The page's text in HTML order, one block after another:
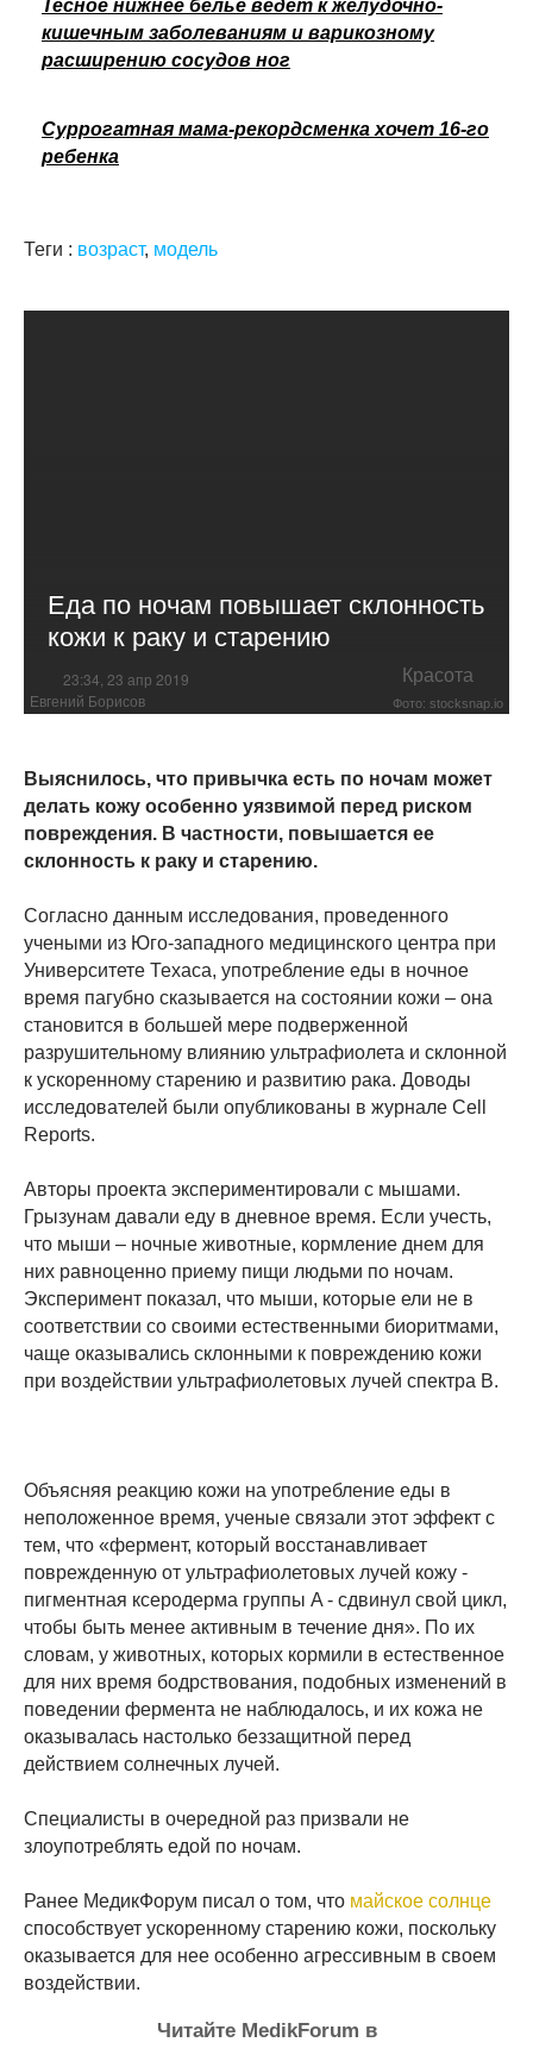
Тесное нижнее белье ведет к желудочно-
кишечным заболеваниям и варикозному
расширению сосудов ног
Суррогатная мама-рекордсменка хочет 16-го
ребенка
Теги : возраст, модель
Еда по ночам повышает склонность
кожи к раку и старению
23:34, 23 апр 2019 Красота
Евгений Борисов Фото: stocksnap.io
Выяснилось, что привычка есть по ночам может
делать кожу особенно уязвимой перед риском
повреждения. В частности, повышается ее
склонность к раку и старению.
Согласно данным исследования, проведенного
учеными из Юго-западного медицинского центра при
Университете Техаса, употребление еды в ночное
время пагубно сказывается на состоянии кожи – она
становится в большей мере подверженной
разрушительному влиянию ультрафиолета и склонной
к ускоренному старению и развитию рака. Доводы
исследователей были опубликованы в журнале Cell
Reports.
Авторы проекта экспериментировали с мышами.
Грызунам давали еду в дневное время. Если учесть,
что мыши – ночные животные, кормление днем для
них равноценно приему пищи людьми по ночам.
Эксперимент показал, что мыши, которые ели не в
соответствии со своими естественными биоритмами,
чаще оказывались склонными к повреждению кожи
при воздействии ультрафиолетовых лучей спектра В.
Объясняя реакцию кожи на употребление еды в
неположенное время, ученые связали этот эффект с
тем, что «фермент, который восстанавливает
поврежденную от ультрафиолетовых лучей кожу -
пигментная ксеродерма группы A - сдвинул свой цикл,
чтобы быть менее активным в течение дня». По их
словам, у животных, которых кормили в естественное
для них время бодрствования, подобных изменений в
поведении фермента не наблюдалось, и их кожа не
оказывалась настолько беззащитной перед
действием солнечных лучей.
Специалисты в очередной раз призвали не
злоупотреблять едой по ночам.
Ранее МедикФорум писал о том, что майское солнце
способствует ускоренному старению кожи, поскольку
оказывается для нее особенно агрессивным в своем
воздействии.
Читайте MedikForum в